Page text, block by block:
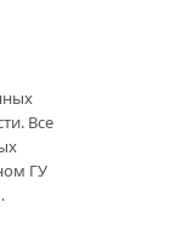
Все
ГУ